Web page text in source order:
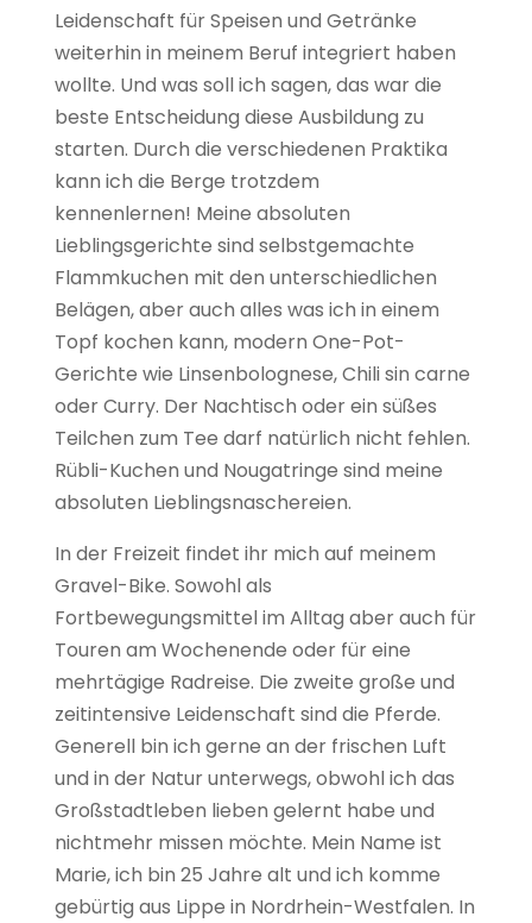
Leidenschaft für Speisen und Getränke
weiterhin in meinem Beruf integriert haben
wollte. Und was soll ich sagen, das war die
beste Entscheidung diese Ausbildung zu
starten. Durch die verschiedenen Praktika
kann ich die Berge trotzdem
kennenlernen! Meine absoluten
Lieblingsgerichte sind selbstgemachte
Flammkuchen mit den unterschiedlichen
Belägen, aber auch alles was ich in einem
Topf kochen kann, modern One-Pot-
Gerichte wie Linsenbolognese, Chili sin carne
oder Curry. Der Nachtisch oder ein süßes
Teilchen zum Tee darf natürlich nicht fehlen.
Rübli-Kuchen und Nougatringe sind meine
absoluten Lieblingsnaschereien.
In der Freizeit findet ihr mich auf meinem
Gravel-Bike. Sowohl als
Fortbewegungsmittel im Alltag aber auch für
Touren am Wochenende oder für eine
mehrtägige Radreise. Die zweite große und
zeitintensive Leidenschaft sind die Pferde.
Generell bin ich gerne an der frischen Luft
und in der Natur unterwegs, obwohl ich das
Großstadtleben lieben gelernt habe und
nichtmehr missen möchte. Mein Name ist
Marie, ich bin 25 Jahre alt und ich komme
gebürtig aus Lippe in Nordrhein-Westfalen. In